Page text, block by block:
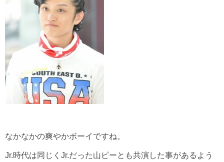
なかなかの爽やかボーイですね。
Jr.時代は同じくJr.だった山ピーとも共演した事があるよう